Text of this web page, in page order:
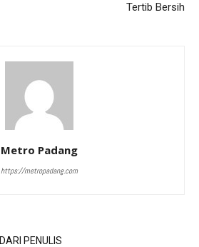
Tertib Bersih
Metro Padang
https://metropadang.com
DARI PENULIS